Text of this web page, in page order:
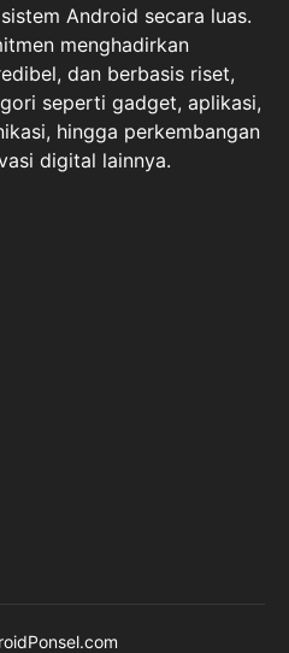
Android secara luas.
menghadirkan
dan berbasis riset,
seperti gadget, aplikasi,
hingga perkembangan
digital lainnya.